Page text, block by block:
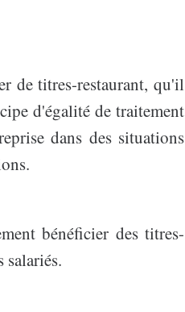
de titres-restaurant, qu'il
d'égalité de traitement
dans des situations
bénéficier des titres-
salariés.